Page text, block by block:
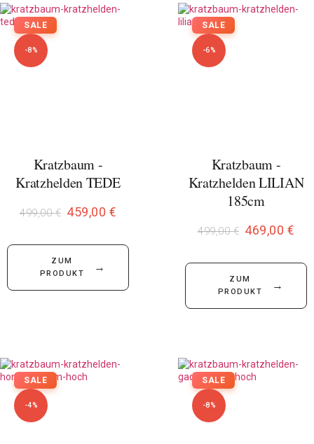
SALE
-8%
Kratzbaum -
Kratzhelden TEDE
499,00€ 459,00 €
ZUM
PRODUKT
→
SALE
-6%
Kratzbaum -
Kratzhelden LILIAN
185cm
499,00€ 469,00 €
ZUM
PRODUKT
→
SALE
-4%
SALE
-8%